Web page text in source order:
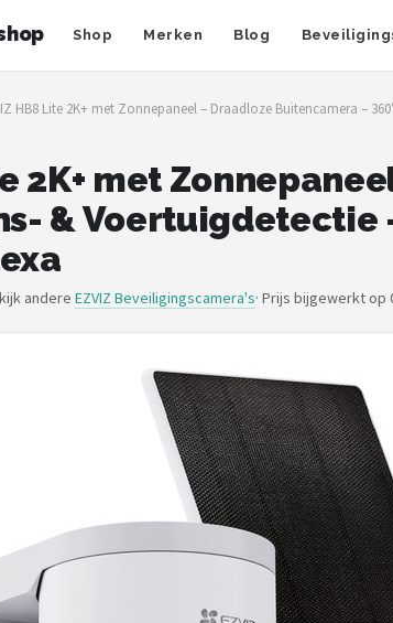
Shop Merken Blog
HB8 Lite 2K+ met Zonnepaneel – Draadloze Buitencamera –
2K+ met
&
andere EZVIZ Beveiligingscamera's· Prijs bijgewerkt op